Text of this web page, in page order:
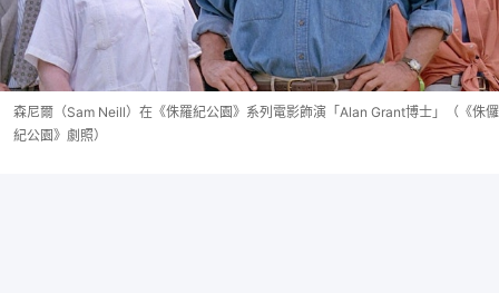
森尼爾（Sam Neill）在《侏羅紀公園》系列電影飾演「Alan Grant博士」（《侏儸
紀公園》劇照）